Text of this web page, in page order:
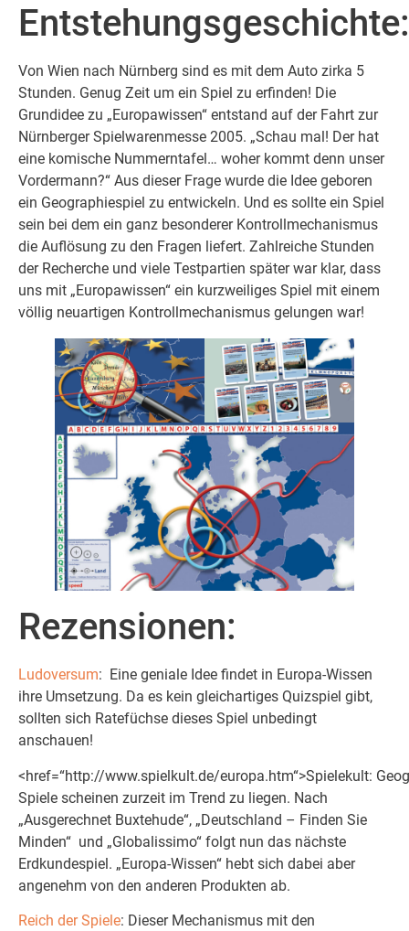
Entstehungsgeschichte:
Von Wien nach Nürnberg sind es mit dem Auto zirka 5
Stunden. Genug Zeit um ein Spiel zu erfinden! Die
Grundidee zu „Europawissen“ entstand auf der Fahrt zur
Nürnberger Spielwarenmesse 2005. „Schau mal! Der hat
eine komische Nummerntafel… woher kommt denn unser
Vordermann?“ Aus dieser Frage wurde die Idee geboren
ein Geographiespiel zu entwickeln. Und es sollte ein Spiel
sein bei dem ein ganz besonderer Kontrollmechanismus
die Auflösung zu den Fragen liefert. Zahlreiche Stunden
der Recherche und viele Testpartien später war klar, dass
uns mit „Europawissen“ ein kurzweiliges Spiel mit einem
völlig neuartigen Kontrollmechanismus gelungen war!
Rezensionen:
Ludoversum: Eine geniale Idee findet in Europa-Wissen
ihre Umsetzung. Da es kein gleichartiges Quizspiel gibt,
sollten sich Ratefüchse dieses Spiel unbedingt
anschauen!
<href=“http://www.spielkult.de/europa.htm“>Spielekult:
Spiele scheinen zurzeit im Trend zu liegen. Nach
„Ausgerechnet Buxtehude“, „Deutschland – Finden Sie
Minden“ und „Globalissimo“ folgt nun das nächste
Erdkundespiel. „Europa-Wissen“ hebt sich dabei aber
angenehm von den anderen Produkten ab.
Reich der Spiele: Dieser Mechanismus mit den